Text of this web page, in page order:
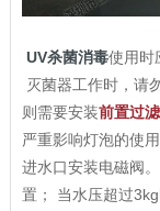
UV杀菌消毒使用时
灭菌器工作时，请
则需要安装前置过
严重影响灯泡的使
进水口安装电磁阀
置； 当水压超过